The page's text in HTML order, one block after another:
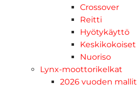
Crossover
Reitti
Hyötykäyttö
Keskikokoiset
Nuoriso
Lynx-moottorikelkat
2026 vuoden mallit